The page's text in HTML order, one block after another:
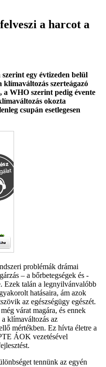
a harcot a
egy évtizeden belül
klímaváltozás szerteágazó
a WHO szerint pedig évente
okozta
csupán esetlegesen
problémák drámai
– a bőrbetegségek és -
Ezek talán a legnyilvánvalóbb
hatásaira, ám azok
az egészségügy egészét.
várat magára, és ennek
klímaváltozás az
mértékben. Ez hívta életre a
ÁOK vezetésével
tennünk az egyén